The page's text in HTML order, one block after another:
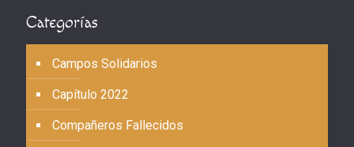
Categorías
Campos Solidarios
Capítulo 2022
Compañeros Fallecidos